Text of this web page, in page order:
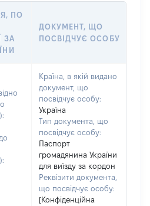
ПО
ЗА
ДОКУМЕНТ, ЩО
ПОСВІДЧУЄ ОСОБУ
Країна, в якій видано
документ, що
посвідчує особу:
Україна
Тип документа, що
посвідчує особу:
Паспорт
громадянина України
для виїзду за кордон
Реквізити документа,
що посвідчує особу:
[Конфіденційна